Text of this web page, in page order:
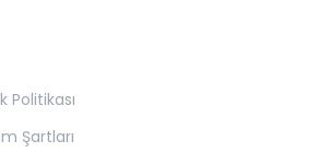
Politikası
Şartları